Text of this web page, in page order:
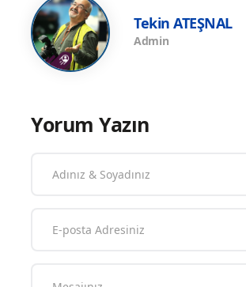
Tekin ATEŞNAL
Admin
Yorum Yazın